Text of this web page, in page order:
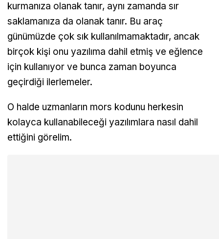
kurmanıza olanak tanır, aynı zamanda sır
saklamanıza da olanak tanır. Bu araç
günümüzde çok sık kullanılmamaktadır, ancak
birçok kişi onu yazılıma dahil etmiş ve eğlence
için kullanıyor ve bunca zaman boyunca
geçirdiği ilerlemeler.
O halde uzmanların mors kodunu herkesin
kolayca kullanabileceği yazılımlara nasıl dahil
ettiğini görelim.